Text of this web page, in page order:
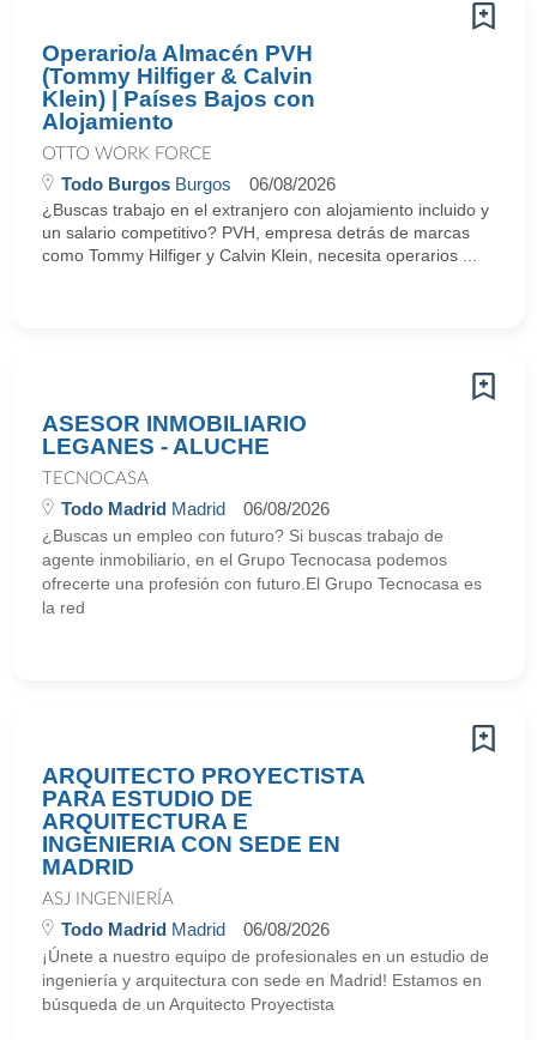
Operario/a Almacén PVH
(Tommy Hilfiger & Calvin
Klein) | Países Bajos con
Alojamiento
OTTO WORK FORCE
Todo Burgos Burgos 06/08/2026
¿Buscas trabajo en el extranjero con alojamiento incluido y
un salario competitivo? PVH, empresa detrás de marcas
como Tommy Hilfiger y Calvin Klein, necesita operarios ...
ASESOR INMOBILIARIO
LEGANES - ALUCHE
TECNOCASA
Todo Madrid Madrid 06/08/2026
¿Buscas un empleo con futuro? Si buscas trabajo de
agente inmobiliario, en el Grupo Tecnocasa podemos
ofrecerte una profesión con futuro.El Grupo Tecnocasa es
la red
ARQUITECTO PROYECTISTA
PARA ESTUDIO DE
ARQUITECTURA E
INGENIERIA CON SEDE EN
MADRID
ASJ INGENIERÍA
Todo Madrid Madrid 06/08/2026
¡Únete a nuestro equipo de profesionales en un estudio de
ingeniería y arquitectura con sede en Madrid! Estamos en
búsqueda de un Arquitecto Proyectista